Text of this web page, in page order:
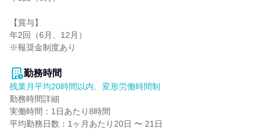
【賞与】
年2回（6月、12月）
※報奨金制度あり
勤務時間
残業月平均20時間以内、変形労働時間制
勤務時間詳細
実働時間：1日あたり8時間
平均勤務日数：1ヶ月あたり20日 〜 21日